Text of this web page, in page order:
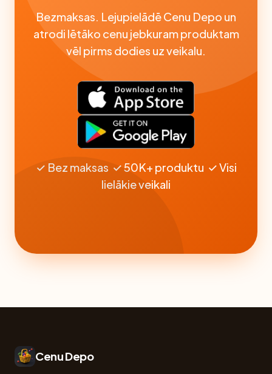
Bezmaksas. Lejupielādē Cenu Depo un
atrodi lētāko cenu jebkuram produktam
vēl pirms dodies uz veikalu.
✓ Bez maksas ✓ 50K+ produktu ✓ Visi
lielākie veikali
Cenu Depo